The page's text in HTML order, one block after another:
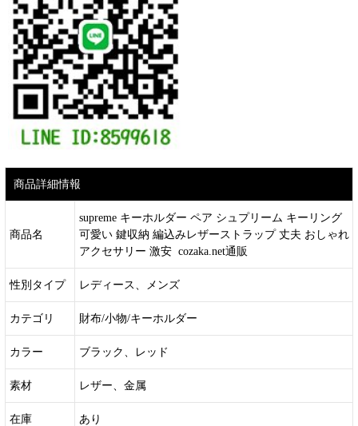
商品詳細情報
商品名
supreme キーホルダー ペア シュプリーム キーリング
可愛い 鍵収納 編込みレザーストラップ 丈夫 おしゃれ
アクセサリー 激安 cozaka.net通販
性別タイプ レディース、メンズ
カテゴリ 財布/小物/キーホルダー
カラー ブラック、レッド
素材 レザー、金属
在庫 あり